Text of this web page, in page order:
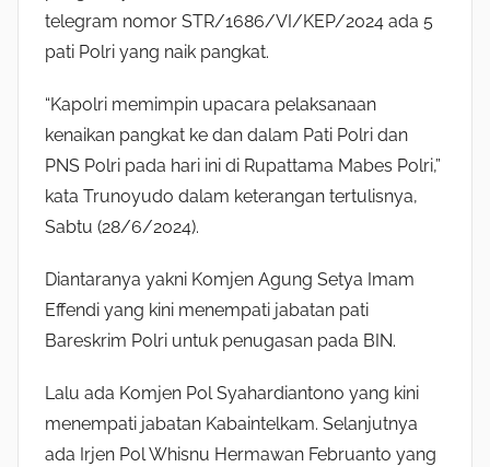
telegram nomor STR/1686/VI/KEP/2024 ada 5
pati Polri yang naik pangkat.
“Kapolri memimpin upacara pelaksanaan
kenaikan pangkat ke dan dalam Pati Polri dan
PNS Polri pada hari ini di Rupattama Mabes Polri,”
kata Trunoyudo dalam keterangan tertulisnya,
Sabtu (28/6/2024).
Diantaranya yakni Komjen Agung Setya Imam
Effendi yang kini menempati jabatan pati
Bareskrim Polri untuk penugasan pada BIN.
Lalu ada Komjen Pol Syahardiantono yang kini
menempati jabatan Kabaintelkam. Selanjutnya
ada Irjen Pol Whisnu Hermawan Februanto yang